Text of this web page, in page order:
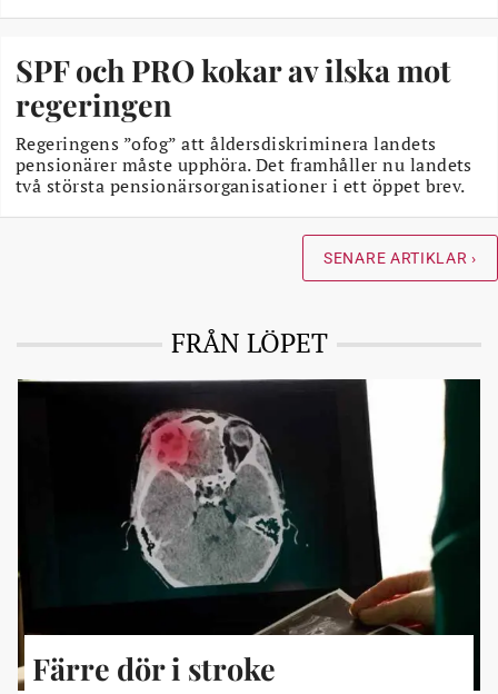
SPF och PRO kokar av ilska mot
regeringen
Regeringens ”ofog” att åldersdiskriminera landets
pensionärer måste upphöra. Det framhåller nu landets
två största pensionärsorganisationer i ett öppet brev.
SENARE ARTIKLAR ›
FRÅN LÖPET
Färre dör i stroke